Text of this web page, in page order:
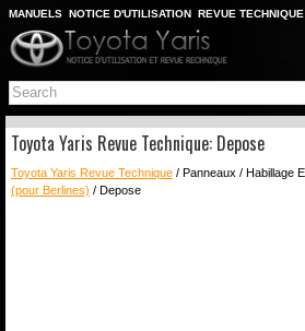
MANUELS NOTICE D'UTILISATION REVUE TECHNIQUE
PLAN DU SITE
CHERCHER
Toyota Yaris Revue Technique: Depose
Toyota Yaris Revue Technique / Panneaux / Habillage
(pour Berlines) / Depose